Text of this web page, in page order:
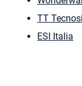
TT
ESI Italia